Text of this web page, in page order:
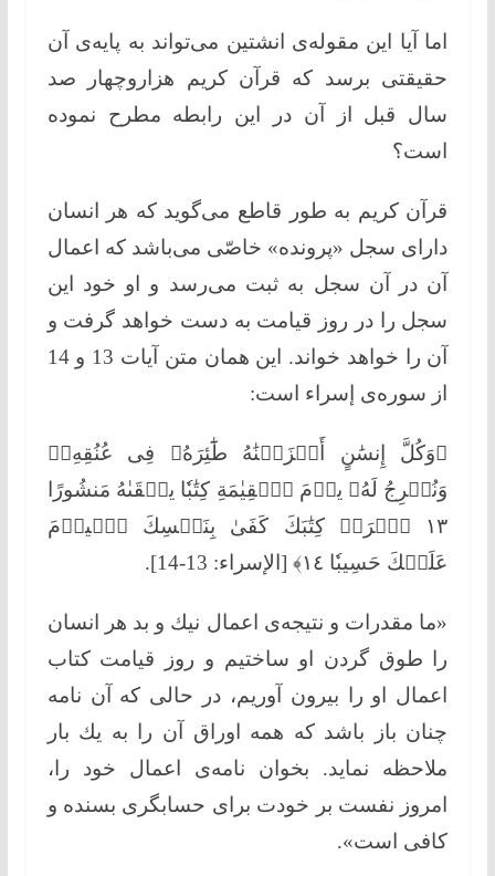
اما آیا این مقوله‌ی انشتین می‌تواند به پایه‌ی آن
حقیقتی برسد كه قرآن كریم هزاروچهار صد
سال قبل از آن در این رابطه مطرح نموده
است؟
قرآن كریم به طور قاطع می‌گوید كه هر انسان
دارای سجل «پرونده» خاصّی می‌باشد كه اعمال
آن در آن سجل به ثبت می‌رسد و او خود این
سجل را در روز قیامت به دست خواهد گرفت و
آن را خواهد خواند. این همان متن آیات 13 و 14
از سوره‌ی إسراء است:
﴿وَكُلَّ إِنسَٰنٍ أَلۡزَمۡنَٰهُ طَٰٓئِرَهُۥ فِی عُنُقِهِۦۖ
وَنُخۡرِجُ لَهُۥ یوۡمَ ٱلۡقِیٰمَةِ كِتَٰبٗا یلۡقَىٰهُ مَنشُورًا
١٣ ٱقۡرَأۡ كِتَٰبَكَ كَفَىٰ بِنَفۡسِكَ ٱلۡیوۡمَ
عَلَیۡكَ حَسِیبٗا ١٤﴾ [الإسراء: 13-14].
«ما مقدرات و نتیجه‌ی اعمال نیك و بد هر انسان
را طوق گردن او ساختیم و روز قیامت كتاب
اعمال او را بیرون آوریم، در حالی كه آن نامه
چنان باز باشد كه همه اوراق آن را به یك بار
ملاحظه نماید. بخوان نامه‌ی اعمال خود را،
امروز نفست بر خودت برای حسابگری بسنده و
كافی است».